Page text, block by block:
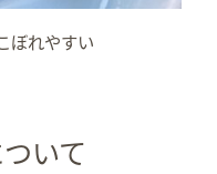
ぼれやすい
いて